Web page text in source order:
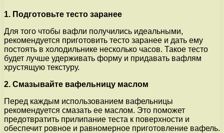
1. Подготовьте тесто заранее
Для того чтобы вафли получились идеальными,
рекомендуется приготовить тесто заранее и дать ему
постоять в холодильнике несколько часов. Такое тесто
будет лучше удерживать форму и придавать вафлям
хрустящую текстуру.
2. Смазывайте вафельницу маслом
Перед каждым использованием вафельницы
рекомендуется смазать ее маслом. Это поможет
предотвратить прилипание теста к поверхности и
обеспечит ровное и равномерное приготовление вафель.